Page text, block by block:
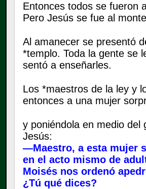
Entonces todos se fueron
Pero Jesús se fue al
Al amanecer se presentó
*templo. Toda la gente se
sentó a enseñarles.
Los *maestros de la ley y
entonces a una mujer
y poniéndola en medio del
Jesús:
—Maestro, a esta mujer
en el acto mismo de
Moisés nos ordenó
¿Tú qué dices?